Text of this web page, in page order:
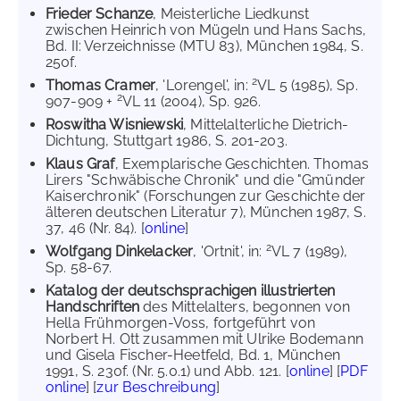
Frieder Schanze, Meisterliche Liedkunst
zwischen Heinrich von Mügeln und Hans Sachs,
Bd. II: Verzeichnisse (MTU 83), München 1984, S.
250f.
Thomas Cramer, 'Lorengel', in: 2VL 5 (1985), Sp.
907-909 + 2VL 11 (2004), Sp. 926.
Roswitha Wisniewski, Mittelalterliche Dietrich-
Dichtung, Stuttgart 1986, S. 201-203.
Klaus Graf, Exemplarische Geschichten. Thomas
Lirers "Schwäbische Chronik" und die "Gmünder
Kaiserchronik" (Forschungen zur Geschichte der
älteren deutschen Literatur 7), München 1987, S.
37, 46 (Nr. 84). [online]
Wolfgang Dinkelacker, 'Ortnit', in: 2VL 7 (1989),
Sp. 58-67.
Katalog der deutschsprachigen illustrierten
Handschriften des Mittelalters, begonnen von
Hella Frühmorgen-Voss, fortgeführt von
Norbert H. Ott zusammen mit Ulrike Bodemann
und Gisela Fischer-Heetfeld, Bd. 1, München
1991, S. 230f. (Nr. 5.0.1) und Abb. 121. [online] [PDF
online] [zur Beschreibung]